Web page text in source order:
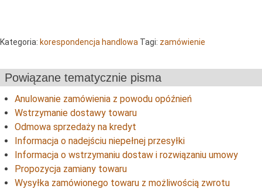
Kategoria: korespondencja handlowa Tagi: zamówienie
Powiązane tematycznie pisma
Anulowanie zamówienia z powodu opóźnień
Wstrzymanie dostawy towaru
Odmowa sprzedaży na kredyt
Informacja o nadejściu niepełnej przesyłki
Informacja o wstrzymaniu dostaw i rozwiązaniu umowy
Propozycja zamiany towaru
Wysyłka zamówionego towaru z możliwością zwrotu